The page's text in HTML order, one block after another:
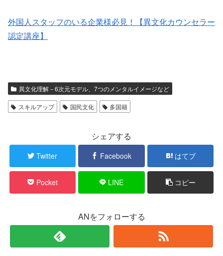
外国人スタッフのいる企業様必見！【異文化カウンセラー
認定講座】
異文化理解－6次元モデル、7つのメンタルイメージなど
スキルアップ 国民文化 多国籍
シェアする
Twitter Facebook はてブ
Pocket LINE コピー
ANをフォローする